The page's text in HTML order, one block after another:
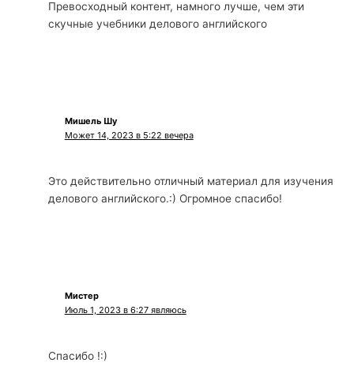
Превосходный контент, намного лучше, чем эти
скучные учебники делового английского
Мишель Шу
Может 14, 2023 в 5:22 вечера
Это действительно отличный материал для изучения
делового английского.:) Огромное спасибо!
Мистер
Июль 1, 2023 в 6:27 являюсь
Спасибо !:)